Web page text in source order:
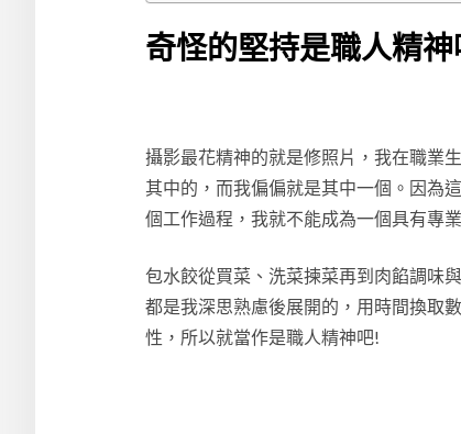
奇怪的堅持是職人精神
攝影最花精神的就是修照片，我在職業
其中的，而我偏偏就是其中一個。因為
個工作過程，我就不能成為一個具有專
包水餃從買菜、洗菜揀菜再到肉餡調味
都是我深思熟慮後展開的，用時間換取
性，所以就當作是職人精神吧!